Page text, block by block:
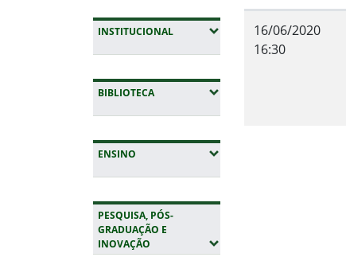
INSTITUCIONAL(EXPANDIR SUBMENUS)
BIBLIOTECA(EXPANDIR SUBMENUS)
ENSINO (EXPANDIR SUBMENUS)
PESQUISA, PÓS-
GRADUAÇÃO E
INOVAÇÃO (EXPANDIR SUBMENUS)
16/06/2020
16:30